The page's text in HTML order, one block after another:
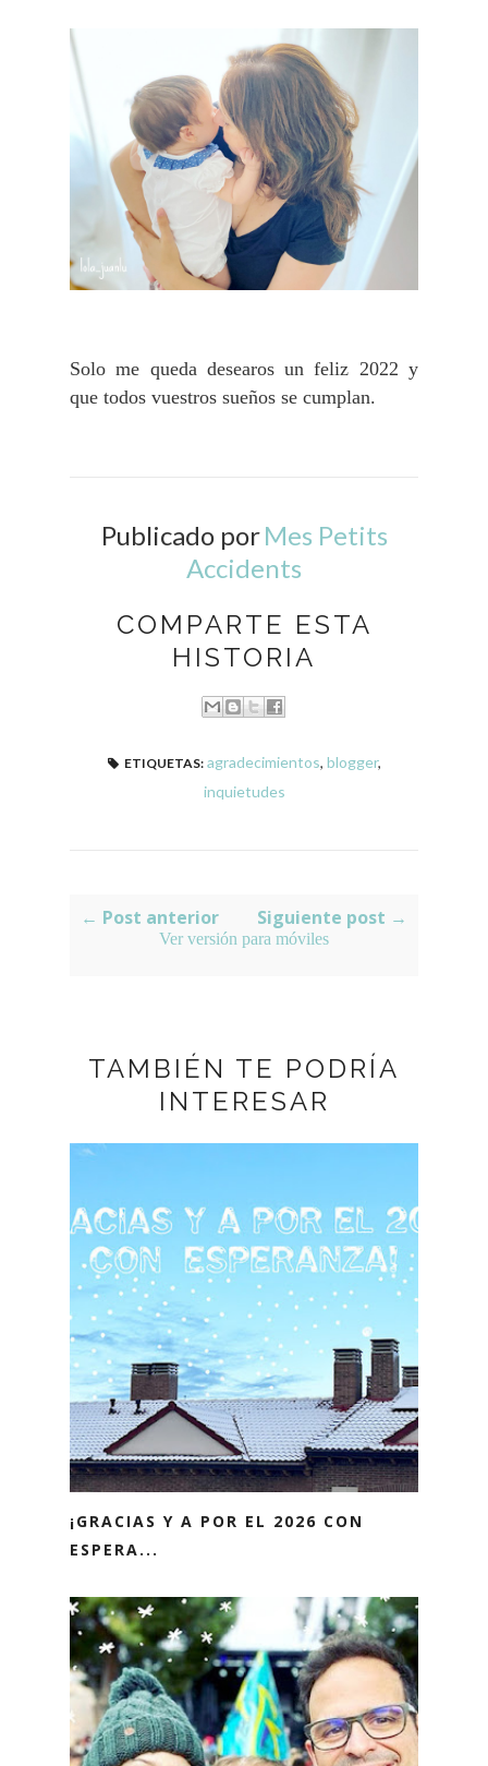
Solo me queda desearos un feliz 2022 y
que todos vuestros sueños se cumplan.
Publicado porMes Petits
Accidents
COMPARTE ESTA
HISTORIA
ETIQUETAS: agradecimientos, blogger,
inquietudes
← Post anterior Siguiente post →
Ver versión para móviles
TAMBIÉN TE PODRÍA
INTERESAR
¡GRACIAS Y A POR EL 2026 CON
ESPERA...